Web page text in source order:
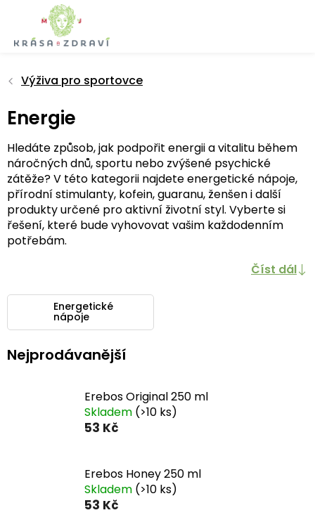
obsah
Výživa pro sportovce
Energie
Hledáte způsob, jak podpořit energii a vitalitu během
náročných dnů, sportu nebo zvýšené psychické
zátěže? V této kategorii najdete energetické nápoje,
přírodní stimulanty, kofein, guaranu, ženšen i další
produkty určené pro aktivní životní styl. Vyberte si
řešení, které bude vyhovovat vašim každodenním
potřebám.
Číst dál
Energetické
nápoje
Nejprodávanější
Erebos Original 250 ml
Skladem (>10 ks)
53 Kč
Erebos Honey 250 ml
Skladem (>10 ks)
53 Kč